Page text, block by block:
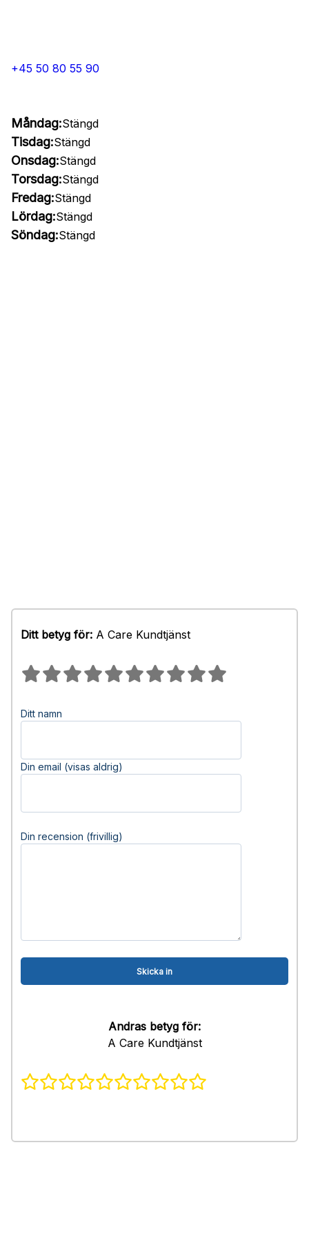
+45 50 80 55 90
Måndag:Stängd
Tisdag:Stängd
Onsdag:Stängd
Torsdag:Stängd
Fredag:Stängd
Lördag:Stängd
Söndag:Stängd
Ditt betyg för: A Care Kundtjänst
Ditt namn
Din email (visas aldrig)
Din recension (frivillig)
Andras betyg för:
A Care Kundtjänst